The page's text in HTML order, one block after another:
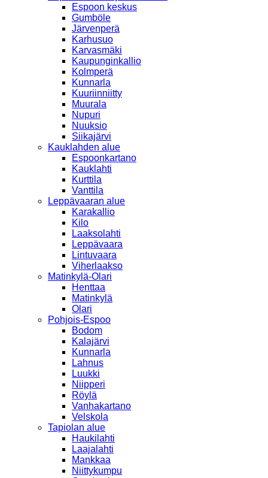
Espoon keskus
Gumböle
Järvenperä
Karhusuo
Karvasmäki
Kaupunginkallio
Kolmperä
Kunnarla
Kuuriinniitty
Muurala
Nupuri
Nuuksio
Siikajärvi
Kauklahden alue
Espoonkartano
Kauklahti
Kurttila
Vanttila
Leppävaaran alue
Karakallio
Kilo
Laaksolahti
Leppävaara
Lintuvaara
Viherlaakso
Matinkylä-Olari
Henttaa
Matinkylä
Olari
Pohjois-Espoo
Bodom
Kalajärvi
Kunnarla
Lahnus
Luukki
Niipperi
Röylä
Vanhakartano
Velskola
Tapiolan alue
Haukilahti
Laajalahti
Mankkaa
Niittykumpu